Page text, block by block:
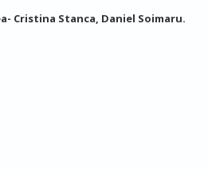
Cristina Stanca, Daniel Soimaru.